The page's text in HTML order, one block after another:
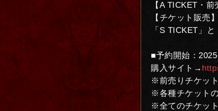
【A TICKET・
【チケット販売
「S TICKET」
■予約開始：
購入サイト→
※前売りチケッ
※各種チケット
※全てのチケッ